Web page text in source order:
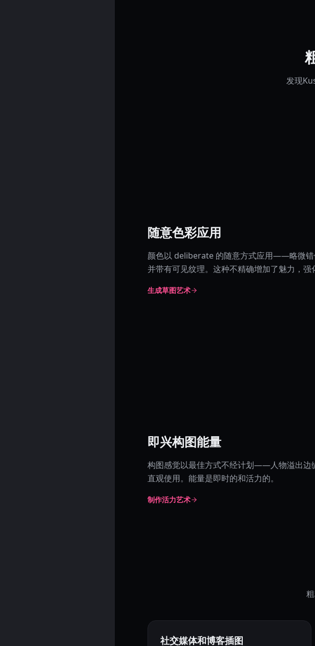
发现
随意色彩应用
颜色以 deliberate 的随意方式应用——略微错
并带有可见纹理。这种不精确增加了魅力，强
生成草图艺术
即兴构图能量
构图感觉以最佳方式不经计划——人物溢出边
直观使用。能量是即时的和活力的。
制作活力艺术
社交媒体和博客插图